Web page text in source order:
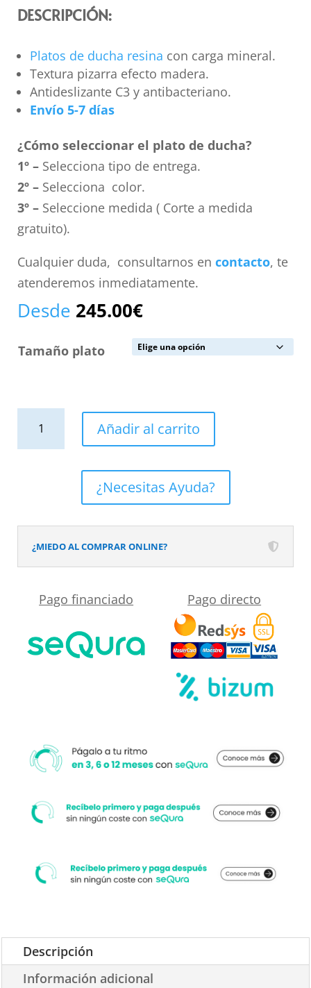
DESCRIPCIÓN:
Platos de ducha resina con carga mineral.
Textura pizarra efecto madera.
Antideslizante C3 y antibacteriano.
Envío 5-7 días
¿Cómo seleccionar el plato de ducha?
1º –Selecciona tipo de entrega.
2º –Selecciona color.
3º –Seleccione medida ( Corte a medida
gratuito).
Cualquier duda, consultarnos en contacto, te
atenderemos inmediatamente.
Desde 245.00€
Tamaño plato
pizarra
acabado
efecto
SELVA
cantidad
Añadir al carrito
¿Necesitas Ayuda?
¿MIEDO AL COMPRAR ONLINE?
Pago financiado Pago directo
Descripción
Información adicional